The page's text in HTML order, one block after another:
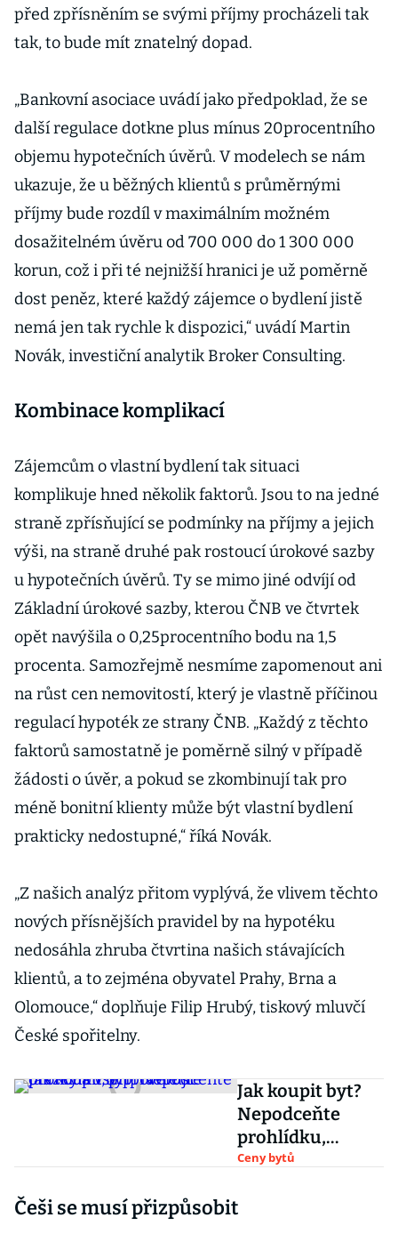
před zpřísněním se svými příjmy procházeli tak
tak, to bude mít znatelný dopad.
„Bankovní asociace uvádí jako předpoklad, že se
další regulace dotkne plus mínus 20procentního
objemu hypotečních úvěrů. V modelech se nám
ukazuje, že u běžných klientů s průměrnými
příjmy bude rozdíl v maximálním možném
dosažitelném úvěru od 700 000 do 1 300 000
korun, což i při té nejnižší hranici je už poměrně
dost peněz, které každý zájemce o bydlení jistě
nemá jen tak rychle k dispozici,“ uvádí Martin
Novák, investiční analytik Broker Consulting.
Kombinace komplikací
Zájemcům o vlastní bydlení tak situaci
komplikuje hned několik faktorů. Jsou to na jedné
straně zpřísňující se podmínky na příjmy a jejich
výši, na straně druhé pak rostoucí úrokové sazby
u hypotečních úvěrů. Ty se mimo jiné odvíjí od
Základní úrokové sazby, kterou ČNB ve čtvrtek
opět navýšila o 0,25procentního bodu na 1,5
procenta. Samozřejmě nesmíme zapomenout ani
na růst cen nemovitostí, který je vlastně příčinou
regulací hypoték ze strany ČNB. „Každý z těchto
faktorů samostatně je poměrně silný v případě
žádosti o úvěr, a pokud se zkombinují tak pro
méně bonitní klienty může být vlastní bydlení
prakticky nedostupné,“ říká Novák.
„Z našich analýz přitom vyplývá, že vlivem těchto
nových přísnějších pravidel by na hypotéku
nedosáhla zhruba čtvrtina našich stávajících
klientů, a to zejména obyvatel Prahy, Brna a
Olomouce,“ doplňuje Filip Hrubý, tiskový mluvčí
České spořitelny.
Jak koupit byt?
Nepodceňte
prohlídku,
připravte si
prověřujte
Ceny bytů
Češi se musí přizpůsobit